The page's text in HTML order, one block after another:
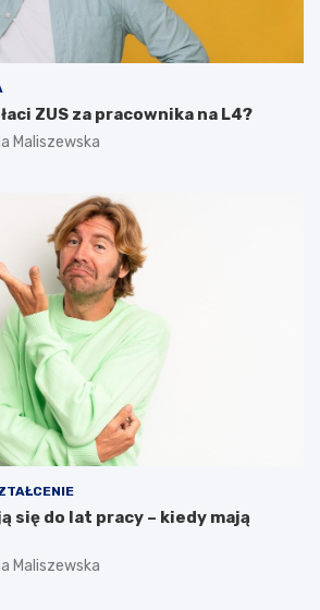
ZUS za pracownika na L4?
Maliszewska
się do lat pracy – kiedy mają
Maliszewska